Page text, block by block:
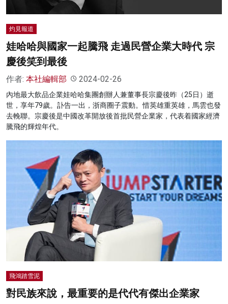
灼見報道
娃哈哈與國家一起騰飛 走過民營企業大時代 宗
慶後笑到最後
作者: 本社編輯部 2024-02-26
內地最大飲品企業娃哈哈集團創辦人兼董事長宗慶後昨（25日）逝
世，享年79歲。訃告一出，浙商圈子震動。惜英雄重英雄，馬雲也發
去輓聯。宗慶後是中國改革開放後首批民營企業家，代表着國家經濟
騰飛的輝煌年代。
飛鴻踏雪泥
對民族來說，最重要的是代代有傑出企業家